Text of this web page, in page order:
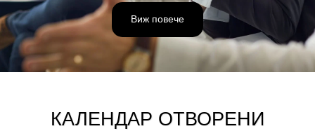
Виж повече
КАЛЕНДАР ОТВОРЕНИ